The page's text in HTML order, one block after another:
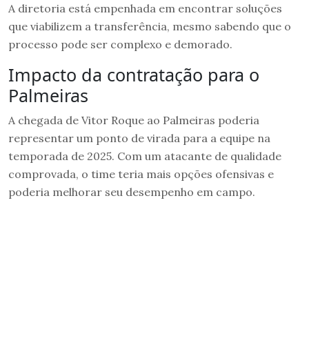
A diretoria está empenhada em encontrar soluções
que viabilizem a transferência, mesmo sabendo que o
processo pode ser complexo e demorado.
Impacto da contratação para o
Palmeiras
A chegada de Vitor Roque ao Palmeiras poderia
representar um ponto de virada para a equipe na
temporada de 2025. Com um atacante de qualidade
comprovada, o time teria mais opções ofensivas e
poderia melhorar seu desempenho em campo.